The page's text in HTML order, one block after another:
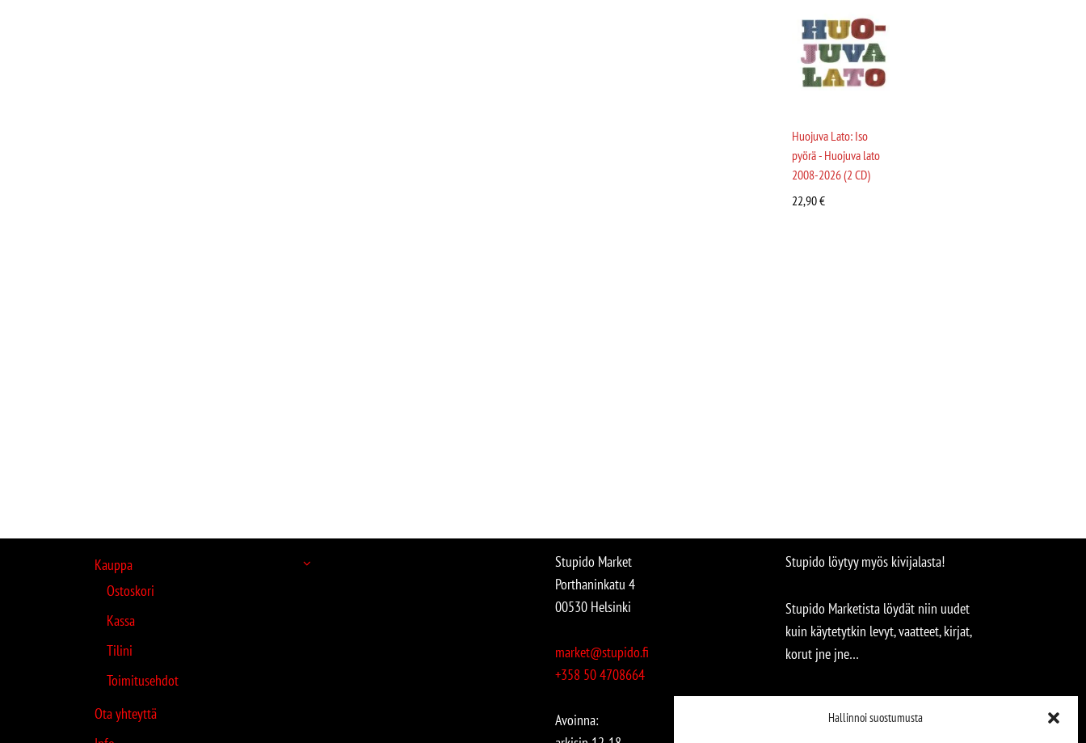
Hallinnoi suostumusta
Huojuva Lato: Iso
pyörä - Huojuva lato
2008-2026 (2 CD)
22,90€
Kauppa
Ostoskori
Kassa
Tilini
Toimitusehdot
Ota yhteyttä
Stupido Market
Porthaninkatu 4
00530 Helsinki
market@stupido.fi
+358 50 4708664
Avoinna:
Stupido löytyy myös kivijalasta!
Stupido Marketista löydät niin uudet
kuin käytetytkin levyt, vaatteet, kirjat,
korut jne jne…